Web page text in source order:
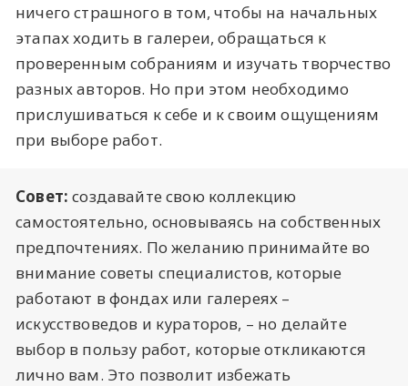
ничего страшного в том, чтобы на начальных
этапах ходить в галереи, обращаться к
проверенным собраниям и изучать творчество
разных авторов. Но при этом необходимо
прислушиваться к себе и к своим ощущениям
при выборе работ.
Совет: создавайте свою коллекцию
самостоятельно, основываясь на собственных
предпочтениях. По желанию принимайте во
внимание советы специалистов, которые
работают в фондах или галереях –
искусствоведов и кураторов, – но делайте
выбор в пользу работ, которые откликаются
лично вам. Это позволит избежать